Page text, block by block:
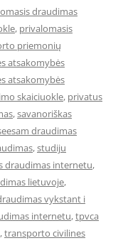
draudimas
, privalomasis
priemonių
atsakomybės
atsakomybės
skaiciuokle, privatus
,savanoriškas
draudimas
,studiju
draudimas internetu,
lietuvoje,
vykstant i
internetu,tpvca
,transporto civilines